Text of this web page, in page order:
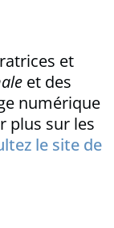
et
et des
numérique
plus sur les
le site de